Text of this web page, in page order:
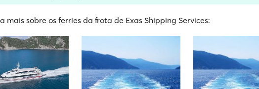
mais sobre os ferries da frota de Exas Shipping Services: